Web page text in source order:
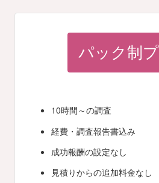
パック制
10時間～の調査
経費・調査報告書込み
成功報酬の設定なし
見積りからの追加料金なし